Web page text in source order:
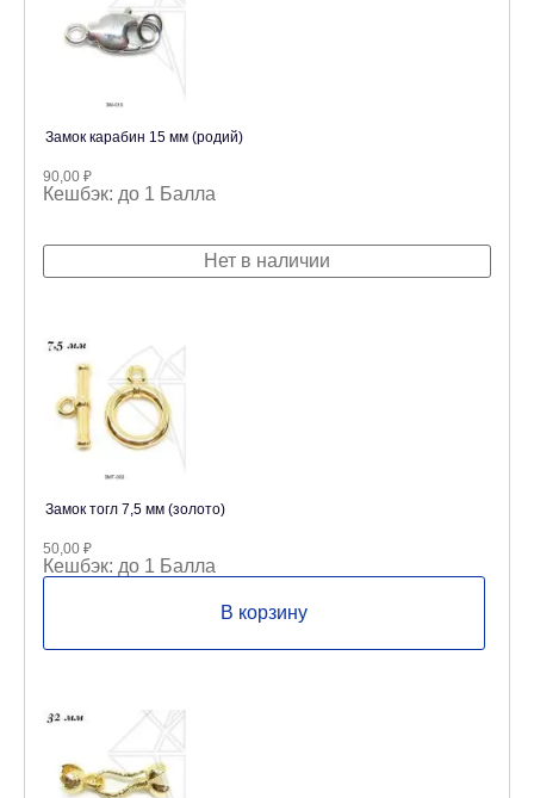
Замок карабин 15 мм (родий)
90,00 ₽
Кешбэк: до 1 Балла
Нет в наличии
Замок тогл 7,5 мм (золото)
50,00 ₽
Кешбэк: до 1 Балла
В корзину